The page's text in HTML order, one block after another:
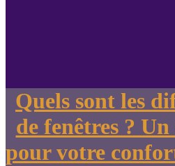
Quels sont les
de fenêtres ?
pour votre